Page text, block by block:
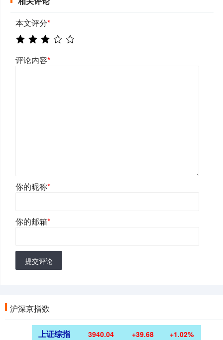
本文评分*
评论内容*
你的昵称*
你的邮箱*
提交评论
沪深京指数
上证综指 3940.04 +39.68 +1.02%